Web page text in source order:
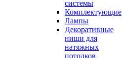
системы
Комплектующие
Лампы
Декоративные
ниши для
натяжных
потолков